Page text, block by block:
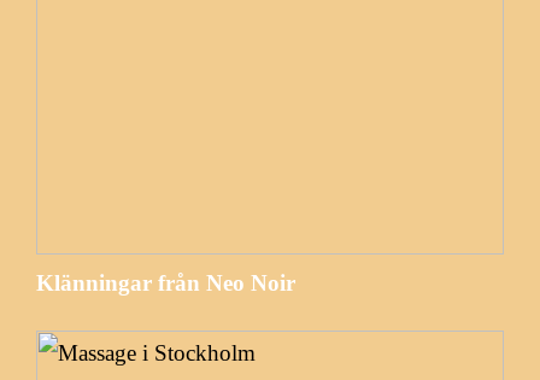
Klänningar från Neo Noir